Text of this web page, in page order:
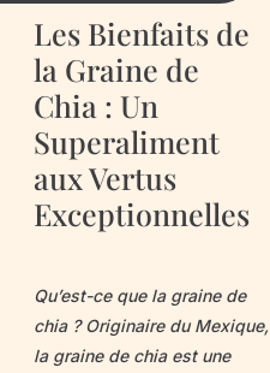
Les Bienfaits de
la Graine de
Chia : Un
Superaliment
aux Vertus
Exceptionnelles
Qu’est-ce que la graine de
chia ? Originaire du Mexique,
la graine de chia est une